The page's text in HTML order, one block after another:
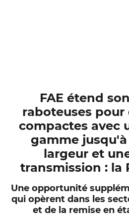
FAE étend
raboteuses pour
compactes avec
gamme jusqu'à
largeur et
transmission : la
Une opportunité
qui opèrent dans les
et de la remise en